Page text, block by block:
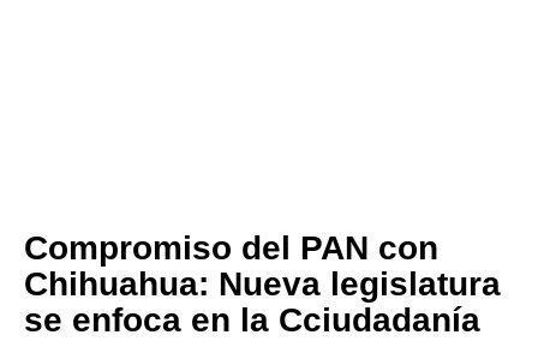
Compromiso del PAN con
Chihuahua: Nueva legislatura
se enfoca en la Cciudadanía